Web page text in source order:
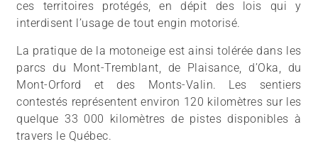
ces territoires protégés, en dépit des lois qui y
interdisent l’usage de tout engin motorisé.
La pratique de la motoneige est ainsi tolérée dans les
parcs du Mont-Tremblant, de Plaisance, d’Oka, du
Mont-Orford et des Monts-Valin. Les sentiers
contestés représentent environ 120 kilomètres sur les
quelque 33 000 kilomètres de pistes disponibles à
travers le Québec.